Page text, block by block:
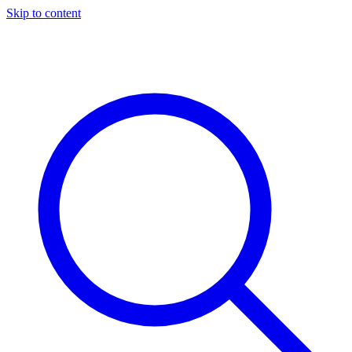
Skip to content